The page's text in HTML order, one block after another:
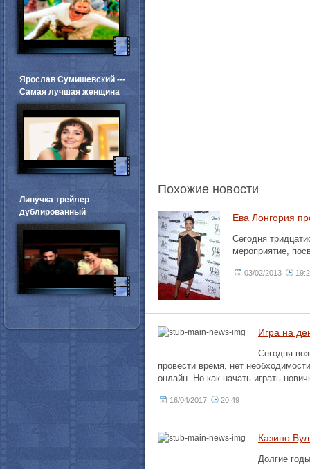
Похожие новости
Ева Лонгория
Сегодня
мероприятие,
03/02/2013
Игра на
Сегодня
провести время, нет
онлайн. Но как начать играть
16/04/2017 20:49
Казино
Долгие
Ярослав Сумишевский ---
Самая лучшая женщина
Липучка трейлер
дублированный